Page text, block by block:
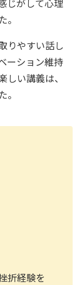
りやすい話し
ーション維持
い講義は、
折経験を